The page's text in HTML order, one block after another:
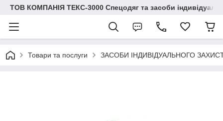
ТОВ КОМПАНІЯ ТЕКС-3000 Спецодяг та засоби
Товари та послуги ЗАСОБИ ІНДИВІДУАЛЬНОГО